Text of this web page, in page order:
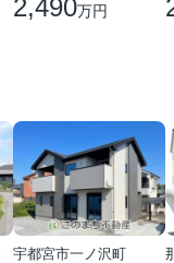
2,490万円
宇都宮市一ノ沢町